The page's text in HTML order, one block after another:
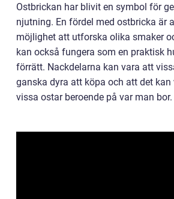
Ostbrickan har blivit en symbol för
njutning. En fördel med ostbricka är
möjlighet att utforska olika smaker
kan också fungera som en praktisk
förrätt. Nackdelarna kan vara att
ganska dyra att köpa och att det
vissa ostar beroende på var man bor.